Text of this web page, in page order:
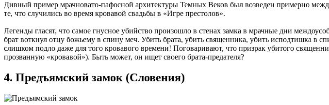
Дивный пример мрачновато-пафосной архитектуры Темных Веков был возведен примерно
те, что случились во время кровавой свадьбы в «Игре престолов».
Легенды гласят, что самое гнусное убийство произошло в стенах замка в мрачные дни
брат воткнул отцу божьему в спину меч. Убить брата, убить священника, убить исподтишка в
слишком подло даже для того кровавого времени! Поговаривают, что призрак убитого
прозванную «кровавой»). Быть может, он ищет своего брата-предателя?
4. Предъямский замок (Словения)